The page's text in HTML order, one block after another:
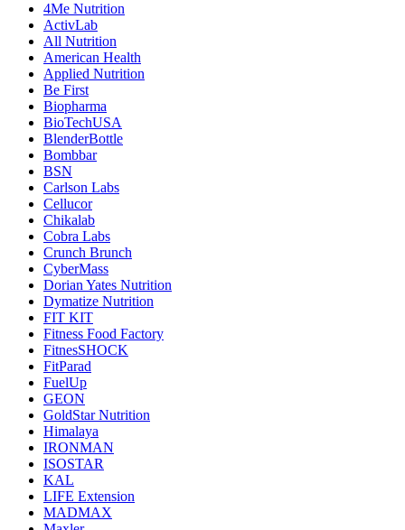
4Me Nutrition
ActivLab
All Nutrition
American Health
Applied Nutrition
Be First
Biopharma
BioTechUSA
BlenderBottle
Bombbar
BSN
Carlson Labs
Cellucor
Chikalab
Cobra Labs
Crunch Brunch
CyberMass
Dorian Yates Nutrition
Dymatize Nutrition
FIT KIT
Fitness Food Factory
FitnesSHOCK
FitParad
FuelUp
GEON
GoldStar Nutrition
Himalaya
IRONMAN
ISOSTAR
KAL
LIFE Extension
MADMAX